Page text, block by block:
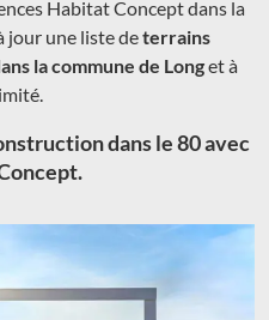
Habitat Concept dans la
jour une liste deterrains
la commune de Longet à
dans le 80 avec